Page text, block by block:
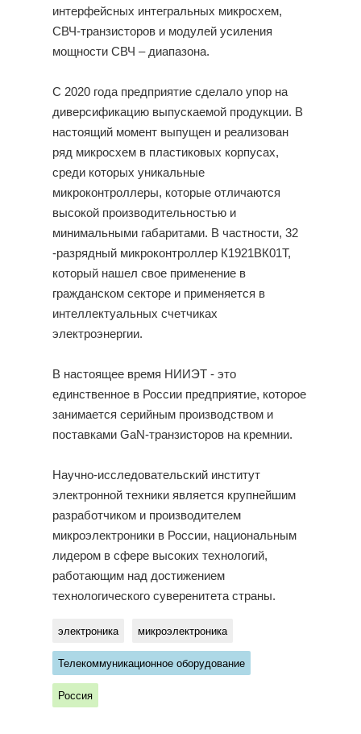
интерфейсных интегральных микросхем,
СВЧ-транзисторов и модулей усиления
мощности СВЧ – диапазона.
С 2020 года предприятие сделало упор на
диверсификацию выпускаемой продукции. В
настоящий момент выпущен и реализован
ряд микросхем в пластиковых корпусах,
среди которых уникальные
микроконтроллеры, которые отличаются
высокой производительностью и
минимальными габаритами. В частности, 32
-разрядный микроконтроллер К1921ВК01Т,
который нашел свое применение в
гражданском секторе и применяется в
интеллектуальных счетчиках
электроэнергии.
В настоящее время НИИЭТ - это
единственное в России предприятие, которое
занимается серийным производством и
поставками GaN-транзисторов на кремнии.
Научно-исследовательский институт
электронной техники является крупнейшим
разработчиком и производителем
микроэлектроники в России, национальным
лидером в сфере высоких технологий,
работающим над достижением
технологического суверенитета страны.
электроника микроэлектроника
Телекоммуникационное оборудование
Россия